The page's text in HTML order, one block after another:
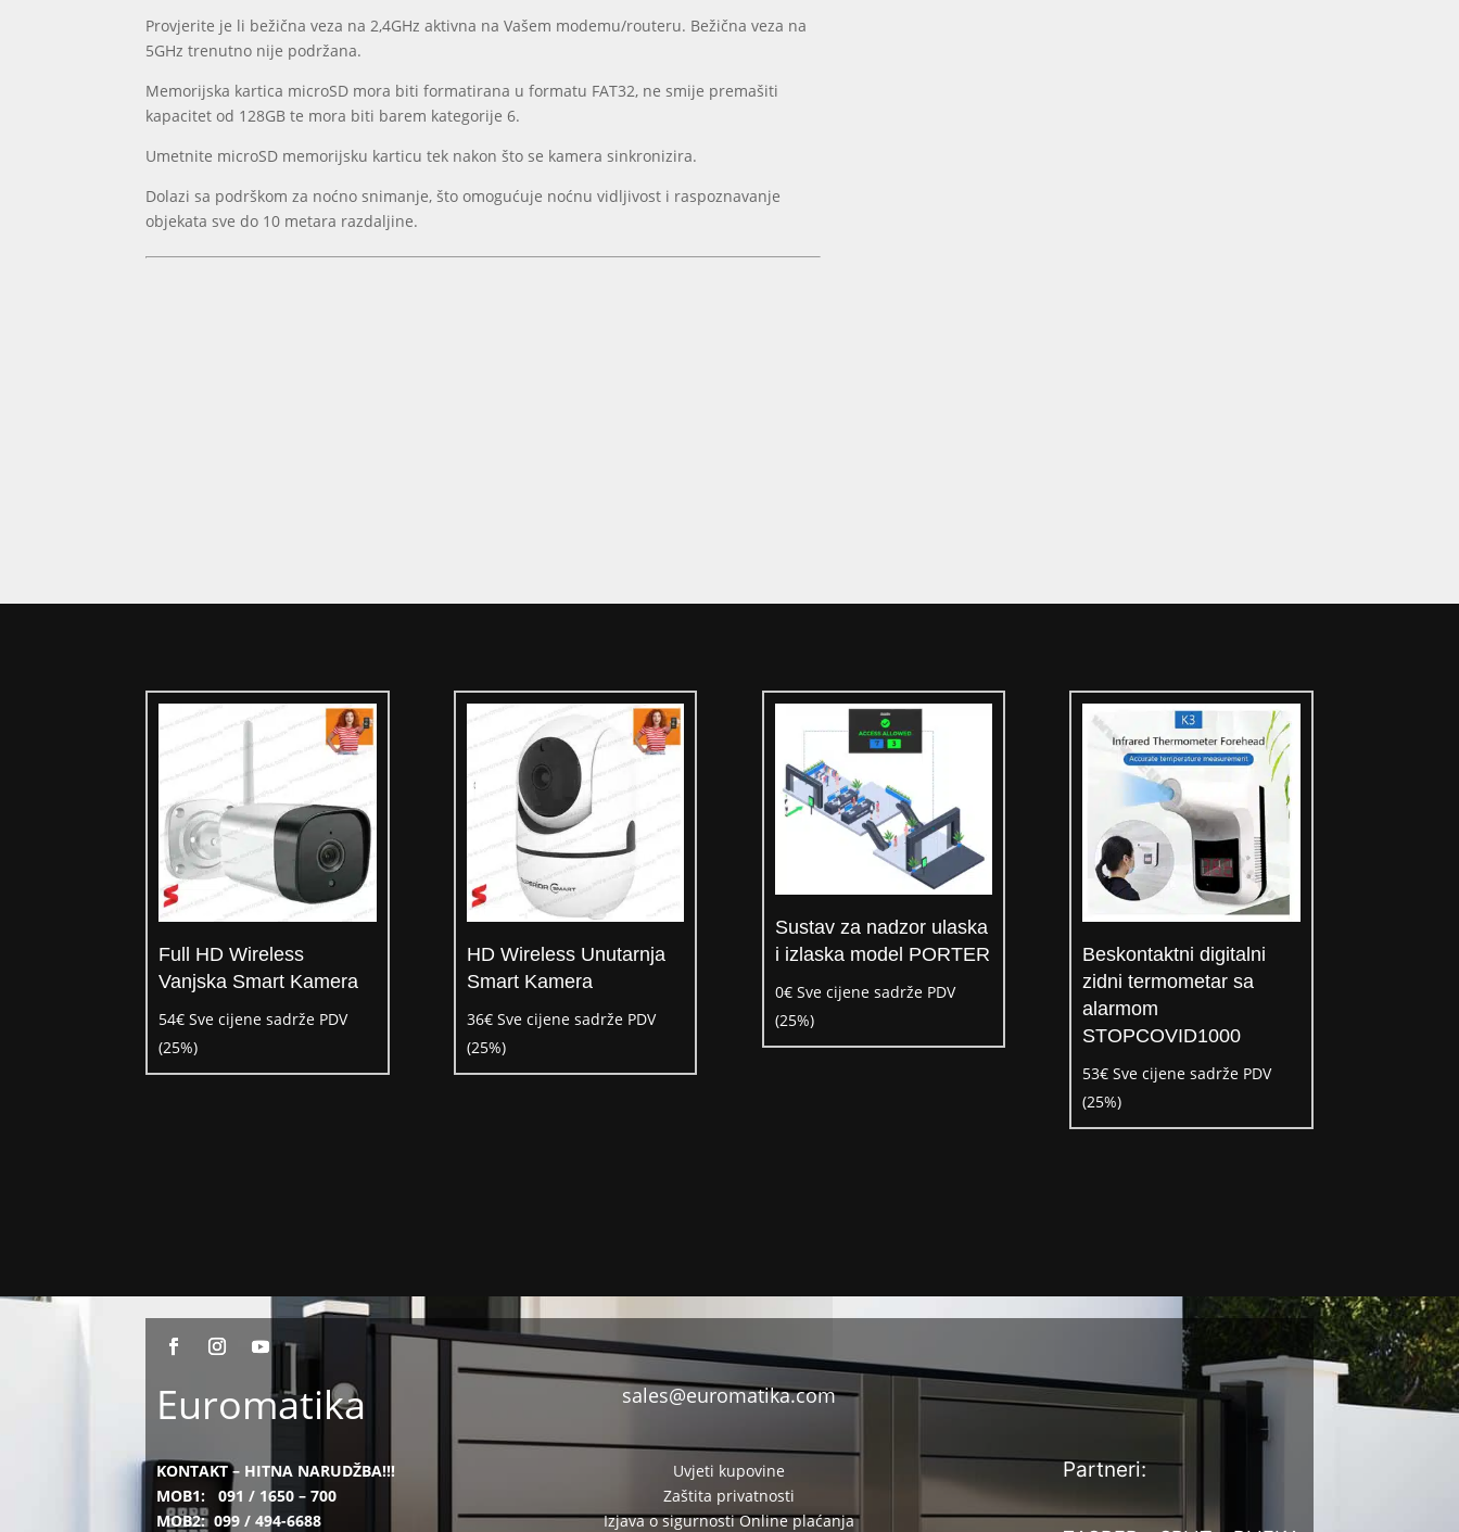
Provjerite je li bežična veza na 2,4GHz aktivna na Vašem modemu/routeru. Bežična veza na
5GHz trenutno nije podržana.
Memorijska kartica microSD mora biti formatirana u formatu FAT32, ne smije premašiti
kapacitet od 128GB te mora biti barem kategorije 6.
Umetnite microSD memorijsku karticu tek nakon što se kamera sinkronizira.
Dolazi sa podrškom za noćno snimanje, što omogućuje noćnu vidljivost i raspoznavanje
objekata sve do 10 metara razdaljine.
Full HD Wireless
Vanjska Smart Kamera
54€ Sve cijene sadrže PDV
(25%)
HD Wireless Unutarnja
Smart Kamera
36€ Sve cijene sadrže PDV
(25%)
Sustav za nadzor ulaska
i izlaska model PORTER
0€ Sve cijene sadrže PDV
(25%)
Beskontaktni digitalni
zidni termometar sa
alarmom
STOPCOVID1000
53€ Sve cijene sadrže PDV
(25%)
Euromatika sales@euromatika.com
KONTAKT – HITNA NARUDŽBA!!!
MOB1:091 / 1650 – 700
MOB2:099 / 494-6688
Uvjeti kupovine
Zaštita privatnosti
Izjava o sigurnosti Online plaćanja
Partneri: